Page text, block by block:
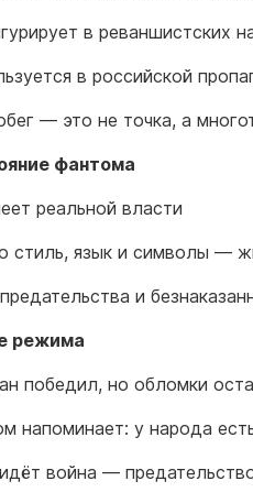
в реваншистских
в российской
— это не точка, а
фантома
реальной власти
стиль, язык и символы —
и
режима
победил, но обломки
напоминает: у народа
война —